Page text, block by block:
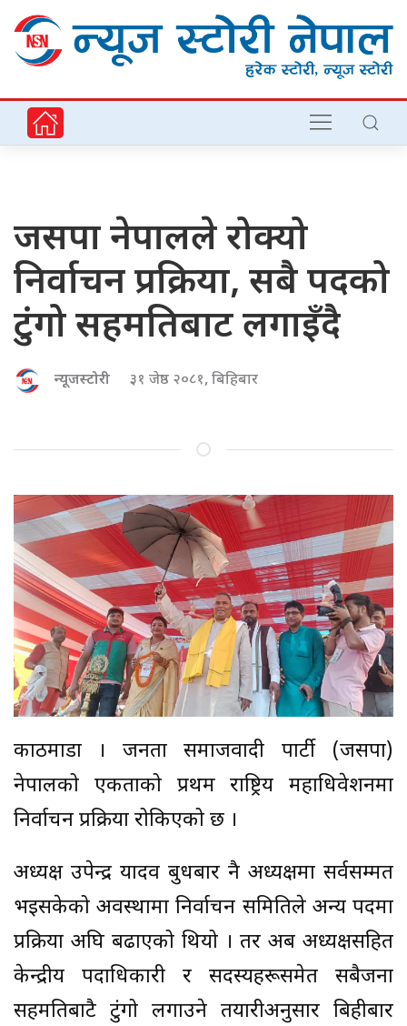
जसपा नेपालले रोक्यो
निर्वाचन प्रक्रिया, सबै पदको
टुंगो सहमतिबाट लगाइँदै
न्यूजस्टोरी ३१ जेष्ठ २०८१, बिहिबार
काठमाडौं । जनता समाजवादी पार्टी (जसपा)
नेपालको एकताको प्रथम राष्ट्रिय महाधिवेशनमा
निर्वाचन प्रक्रिया रोकिएको छ ।
अध्यक्ष उपेन्द्र यादव बुधबार नै अध्यक्षमा सर्वसम्मत
भइसकेको अवस्थामा निर्वाचन समितिले अन्य पदमा
प्रक्रिया अघि बढाएको थियो । तर अब अध्यक्षसहित
केन्द्रीय पदाधिकारी र सदस्यहरूसमेत सबैजना
सहमतिबाटै टुंगो लगाउने तयारीअनुसार बिहीबार